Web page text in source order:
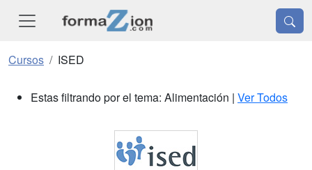
Cursos ISED
Estas filtrando por el tema: Alimentación | Ver Todos